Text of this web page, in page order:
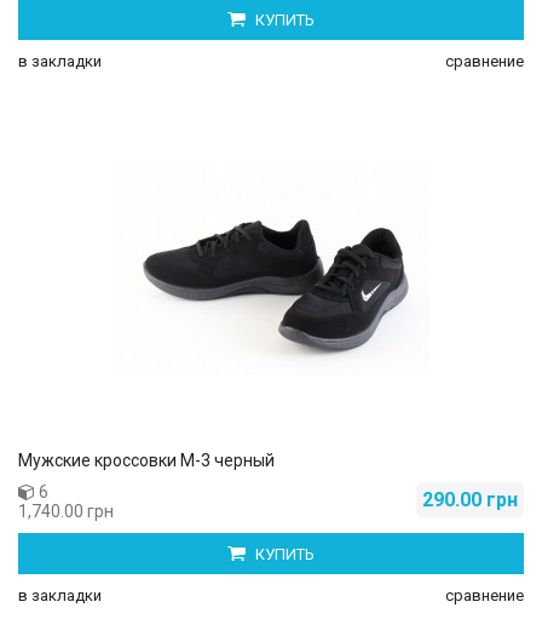
КУПИТЬ
в закладки сравнение
Мужские кроссовки М-3 черный
290.00 грн
6
1,740.00 грн
КУПИТЬ
в закладки сравнение